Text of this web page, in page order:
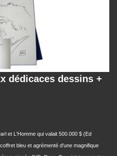
dédicaces dessins +
et L'Homme qui valait 500.000 $ (Ed
bleu et agrémenté d'une magnifique